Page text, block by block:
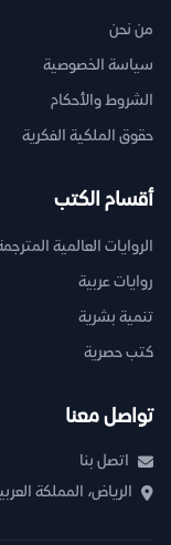
من نحن
سياسة الخصوصية
الشروط والأحكام
حقوق الملكية الفكرية
أقسام الكتب
الروايات العالمية
روايات عربية
تنمية بشرية
كتب حصرية
تواصل معنا
اتصل بنا
الرياض، المملكة